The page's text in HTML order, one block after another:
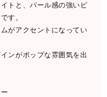
トと、パール感の強いピ
す。
がアクセントになってい
ンがポップな雰囲気を出